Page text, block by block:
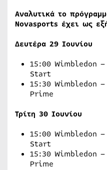
Αναλυτικά το
Novasports έχει ως
Δευτέρα 29 Ιουνίου
15:00 Wimbledon
Start
15:30 Wimbledon
Prime
Τρίτη 30 Ιουνίου
15:00 Wimbledon
Start
15:30 Wimbledon
Prime